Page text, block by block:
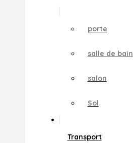
porte
salle de bain
salon
Sol
Transport